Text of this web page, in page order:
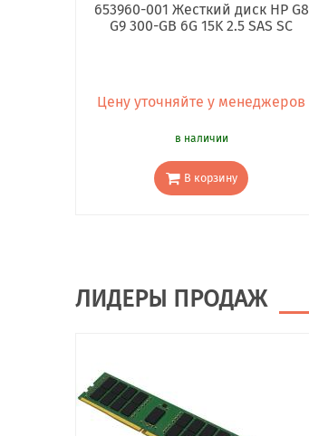
653960-001 Жесткий диск HP G8
G9 300-GB 6G 15K 2.5 SAS SC
Цену уточняйте у менеджеров
в наличии
В корзину
ЛИДЕРЫ ПРОДАЖ